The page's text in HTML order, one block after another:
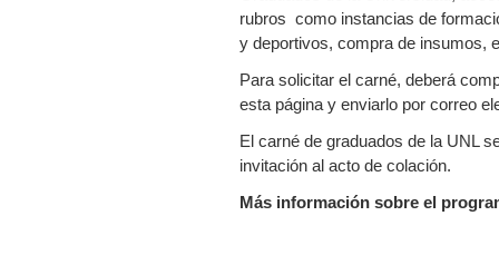
rubros como instancias de
y deportivos, compra de insumos,
Para solicitar el carné, deberá
esta página y enviarlo por correo
El carné de graduados de la UNL
invitación al acto de colación.
Más información sobre el